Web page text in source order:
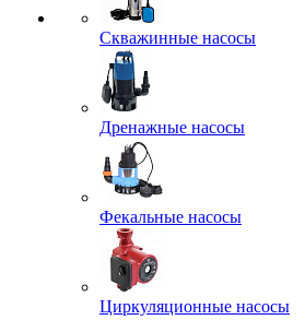
Скважинные насосы
Дренажные насосы
Фекальные насосы
Циркуляционные насосы